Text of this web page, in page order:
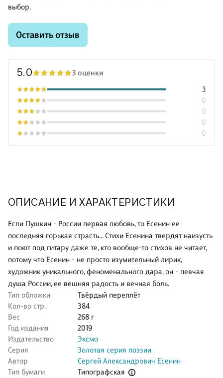
ОПИСАНИЕ И ХАРАКТЕРИСТИКИ
Если Пушкин - России первая любовь, то Есенин ее
последняя горькая страсть… Стихи Есенина твердят наизусть
и поют под гитару даже те, кто вообще-то стихов не читает,
потому что Есенин - не просто изумительный лирик,
художник уникального, феноменального дара, он - певчая
душа России, ее вешняя радость и вечная боль.
Тип обложки
Твёрдый переплёт
Кол-во стр.
384
Вес
268 г
Год издания
2019
Издательство
Эксмо
Серия
Золотая серия поэзии
Автор
Сергей Александрович Есенин
Тип бумаги
Типографская
выбор.
Оставить отзыв
5.0 3 оценки
0
0
0
0
3